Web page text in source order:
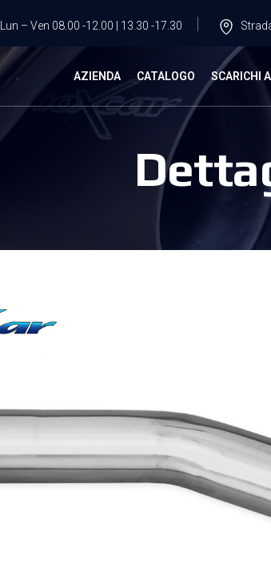
Lun – Ven 08.00 -12.00 | 13.30 -17.30
AZIENDA CATALOGO SCARICHI